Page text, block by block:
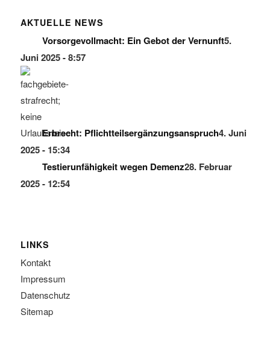
AKTUELLE NEWS
Vorsorgevollmacht: Ein Gebot der Vernunft5.
Juni 2025 - 8:57
Erbrecht: Pflichtteilsergänzungsanspruch4. Juni
2025 - 15:34
Testierunfähigkeit wegen Demenz28. Februar
2025 - 12:54
LINKS
Kontakt
Impressum
Datenschutz
Sitemap